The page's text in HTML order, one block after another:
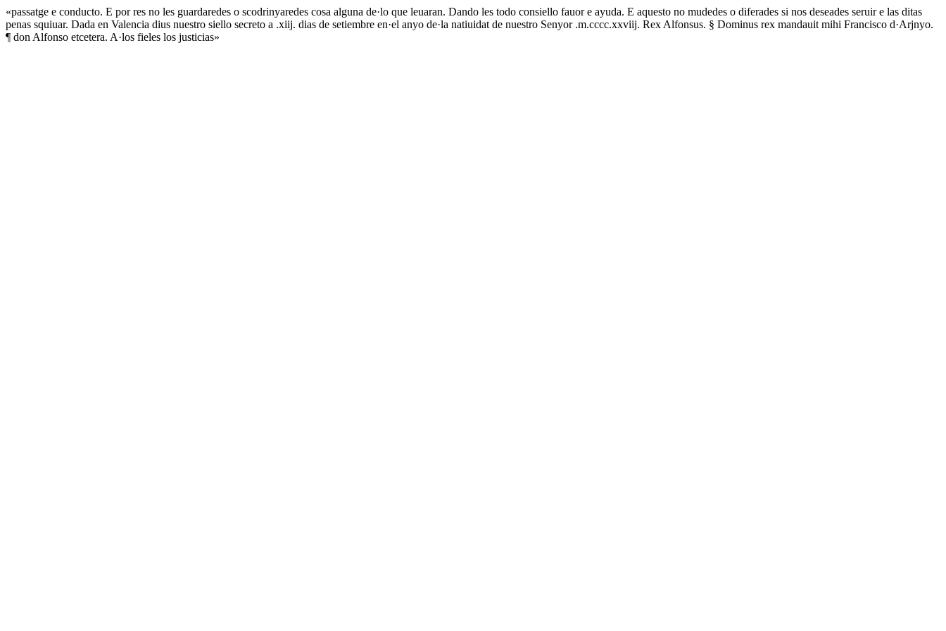
«passatge e conducto. E por res no les guardaredes o scodrinyaredes cosa alguna de·lo que leuaran. Dando les todo consiello fauor e ayuda. E aquesto no mudedes o diferades si nos deseades seruir e las ditas
penas squiuar. Dada en Valencia dius nuestro siello secreto a .xiij. dias de setiembre en·el anyo de·la natiuidat de nuestro Senyor .m.cccc.xxviij. Rex Alfonsus. § Dominus rex mandauit mihi Francisco d·Arjnyo.
¶ don Alfonso etcetera. A·los fieles los justicias»